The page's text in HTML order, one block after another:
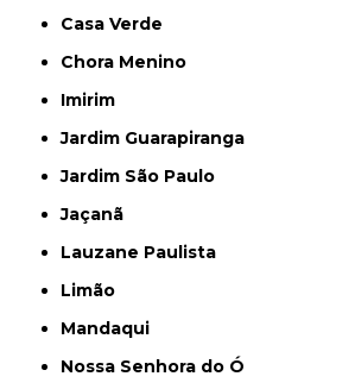
Casa Verde
Chora Menino
Imirim
Jardim Guarapiranga
Jardim São Paulo
Jaçanã
Lauzane Paulista
Limão
Mandaqui
Nossa Senhora do Ó